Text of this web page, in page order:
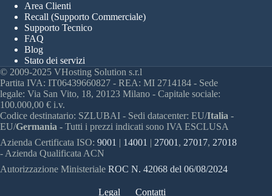
Area Clienti
Recall (Supporto Commerciale)
Supporto Tecnico
FAQ
Blog
Stato dei servizi
© 2009-2025 VHosting Solution s.r.l
Partita IVA: IT06439660827 - REA: MI 2714184 - Sede
legale: Via San Vito, 18, 20123 Milano - Capitale sociale:
100.000,00 € i.v.
Codice destinatario: SZLUBAI - Sedi datacenter: EU/Italia -
EU/Germania - Tutti i prezzi indicati sono IVA ESCLUSA
Azienda Certificata ISO: 9001 | 14001 | 27001 , 27017, 27018
- Azienda Qualificata ACN
Autorizzazione Ministeriale ROC N. 42068 del 06/08/2024
Legal Contatti